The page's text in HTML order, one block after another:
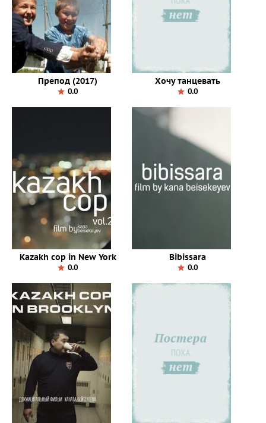
Препод (2017)
0.0
Хочу танцевать
0.0
Kazakh cop in New York
0.0
Bibissara
0.0